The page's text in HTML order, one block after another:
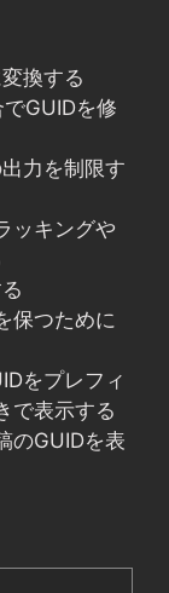
換する
GUIDを修
力を制限す
ッキングや
保つために
をプレフィ
で表示する
のGUIDを表